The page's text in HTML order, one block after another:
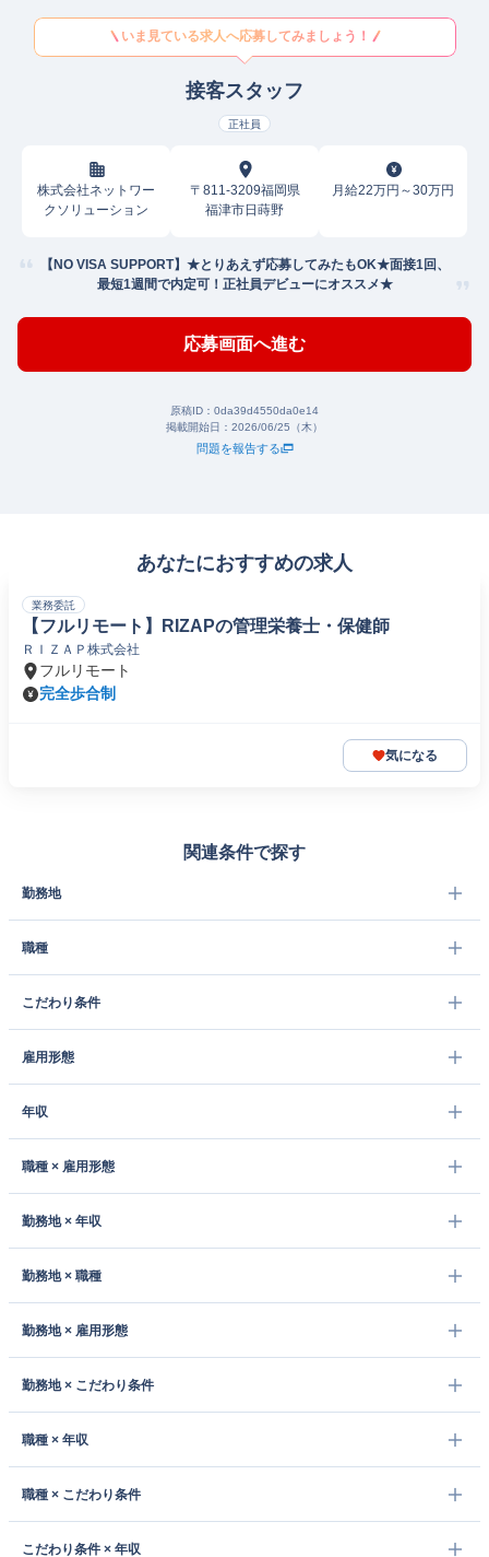
いま見ている求人へ応募してみましょう！
接客スタッフ
正社員
株式会社ネットワー
クソリューション
〒811-3209福岡県
福津市日蒔野
月給22万円～30万円
【NO VISA SUPPORT】★とりあえず応募してみたもOK★面接1回、
最短1週間で内定可！正社員デビューにオススメ★
応募画面へ進む
原稿ID： 0da39d4550da0e14
掲載開始日： 2026/06/25（木）
問題を報告する
あなたにおすすめの求人
業務委託
【フルリモート】RIZAPの管理栄養士・保健師
ＲＩＺＡＰ株式会社
フルリモート
完全歩合制
気になる
関連条件で探す
勤務地
職種
こだわり条件
雇用形態
年収
職種 × 雇用形態
勤務地 × 年収
勤務地 × 職種
勤務地 × 雇用形態
勤務地 × こだわり条件
職種 × 年収
職種 × こだわり条件
こだわり条件 × 年収